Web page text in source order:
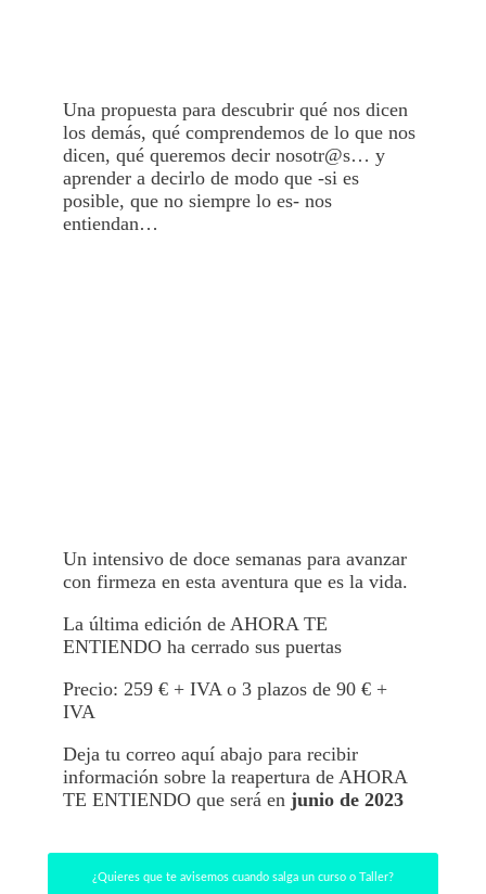
Una propuesta para descubrir qué nos dicen
los demás, qué comprendemos de lo que nos
dicen, qué queremos decir nosotr@s… y
aprender a decirlo de modo que -si es
posible, que no siempre lo es- nos
entiendan…
Un intensivo de doce semanas para avanzar
con firmeza en esta aventura que es la vida.
La última edición de AHORA TE
ENTIENDO ha cerrado sus puertas
Precio: 259 € + IVA o 3 plazos de 90 € +
IVA
Deja tu correo aquí abajo para recibir
información sobre la reapertura de AHORA
TE ENTIENDO que será en junio de 2023
¿Quieres que te avisemos cuando salga un curso o Taller?